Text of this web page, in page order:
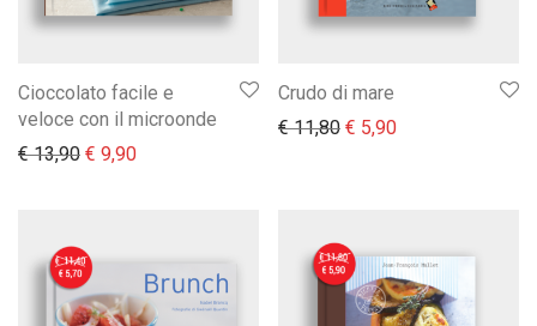
Cioccolato facile e
veloce con il microonde
€13,90 Il prezzo originale era: € 13,90.
€ 9,90Il prezzo attuale è: € 9,90.
Crudo di mare
€11,80 Il prezzo originale era:
€ 5,90Il prezzo attuale